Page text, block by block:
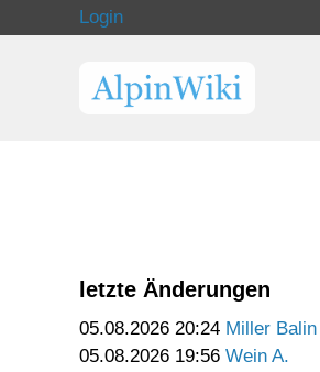
Login
letzte Änderungen
05.08.2026 20:24 Miller Balin
05.08.2026 19:56 Wein A.